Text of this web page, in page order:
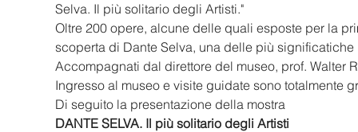
Selva. Il più solitario degli Artisti."
Oltre 200 opere, alcune delle quali esposte per la
scoperta di Dante Selva, una delle più
Accompagnati dal direttore del museo, prof. Walter
Ingresso al museo e visite guidate sono totalmente
Di seguito la presentazione della mostra
DANTE SELVA. Il più solitario degli Artisti